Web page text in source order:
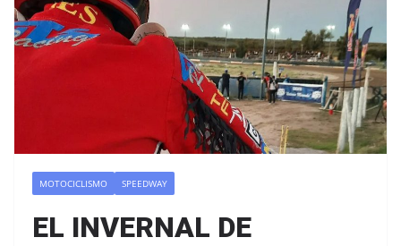
MOTOCICLISMO SPEEDWAY
EL INVERNAL DE